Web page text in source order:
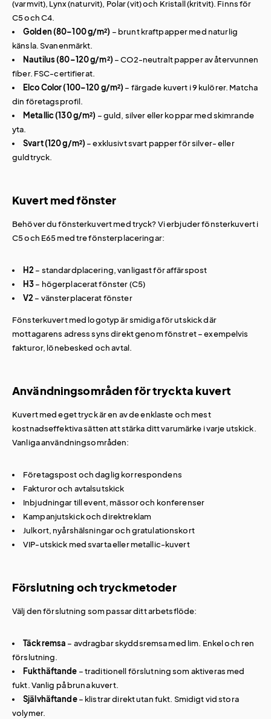
(varmvit), Lynx (naturvit), Polar (vit) och Kristall (kritvit). Finns för
C5 och C4.
Golden (80–100 g/m²) – brunt kraftpapper med naturlig
känsla. Svanenmärkt.
Nautilus (80–120 g/m²) – CO2-neutralt papper av återvunnen
fiber. FSC-certifierat.
Elco Color (100–120 g/m²) – färgade kuvert i 9 kulörer. Matcha
din företagsprofil.
Metallic (130 g/m²) – guld, silver eller koppar med skimrande
yta.
Svart (120 g/m²) – exklusivt svart papper för silver- eller
guldtryck.
Kuvert med fönster
Behöver du fönsterkuvert med tryck? Vi erbjuder fönsterkuvert i
C5 och E65 med tre fönsterplaceringar:
H2 – standardplacering, vanligast för affärspost
H3– högerplacerat fönster (C5)
V2 – vänsterplacerat fönster
Fönsterkuvert med logotyp är smidiga för utskick där
mottagarens adress syns direkt genom fönstret – exempelvis
fakturor, lönebesked och avtal.
Användningsområden för tryckta kuvert
Kuvert med eget tryck är en av de enklaste och mest
kostnadseffektiva sätten att stärka ditt varumärke i varje utskick.
Vanliga användningsområden:
Företagspost och daglig korrespondens
Fakturor och avtalsutskick
Inbjudningar till event, mässor och konferenser
Kampanjutskick och direktreklam
Julkort, nyårshälsningar och gratulationskort
VIP-utskick med svarta eller metallic-kuvert
Förslutning och tryckmetoder
Välj den förslutning som passar ditt arbetsflöde:
Täckremsa – avdragbar skyddsremsa med lim. Enkel och ren
förslutning.
Fukthäftande – traditionell förslutning som aktiveras med
fukt. Vanlig på bruna kuvert.
Självhäftande– klistrar direkt utan fukt. Smidigt vid stora
volymer.